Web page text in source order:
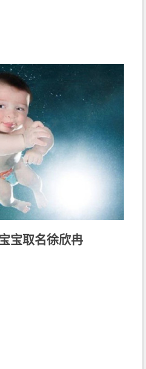
宝取名徐欣冉